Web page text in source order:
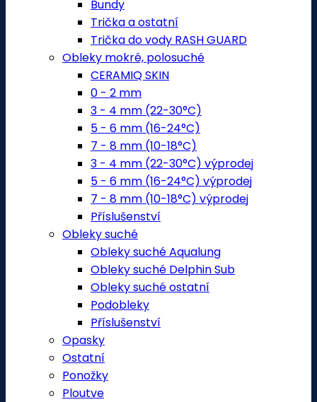
Bundy
Trička a ostatní
Trička do vody RASH GUARD
Obleky mokré, polosuché
CERAMIQ SKIN
0 - 2 mm
3 - 4 mm (22-30°C)
5 - 6 mm (16-24°C)
7 - 8 mm (10-18°C)
3 - 4 mm (22-30°C) výprodej
5 - 6 mm (16-24°C) výprodej
7 - 8 mm (10-18°C) výprodej
Příslušenství
Obleky suché
Obleky suché Aqualung
Obleky suché Delphin Sub
Obleky suché ostatní
Podobleky
Příslušenství
Opasky
Ostatní
Ponožky
Ploutve